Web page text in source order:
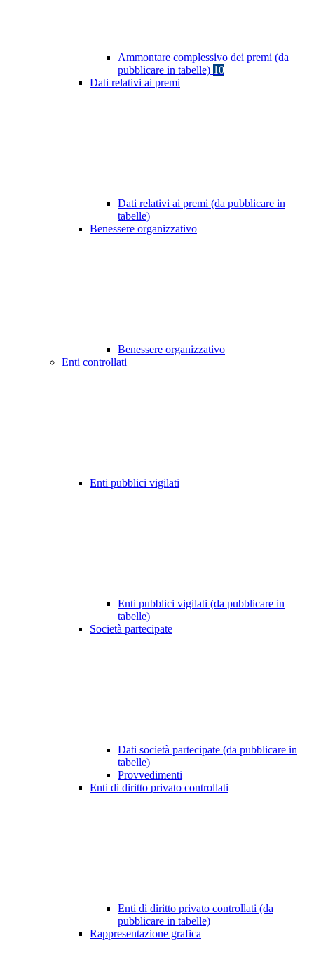
Ammontare complessivo dei premi (da
pubblicare in tabelle) 10
Dati relativi ai premi
Dati relativi ai premi (da pubblicare in
tabelle)
Benessere organizzativo
Benessere organizzativo
Enti controllati
Enti pubblici vigilati
Enti pubblici vigilati (da pubblicare in
tabelle)
Società partecipate
Dati società partecipate (da pubblicare in
tabelle)
Provvedimenti
Enti di diritto privato controllati
Enti di diritto privato controllati (da
pubblicare in tabelle)
Rappresentazione grafica